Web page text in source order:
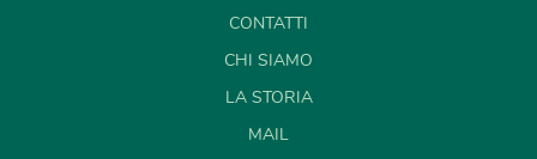
CONTATTI
CHI SIAMO
LA STORIA
MAIL